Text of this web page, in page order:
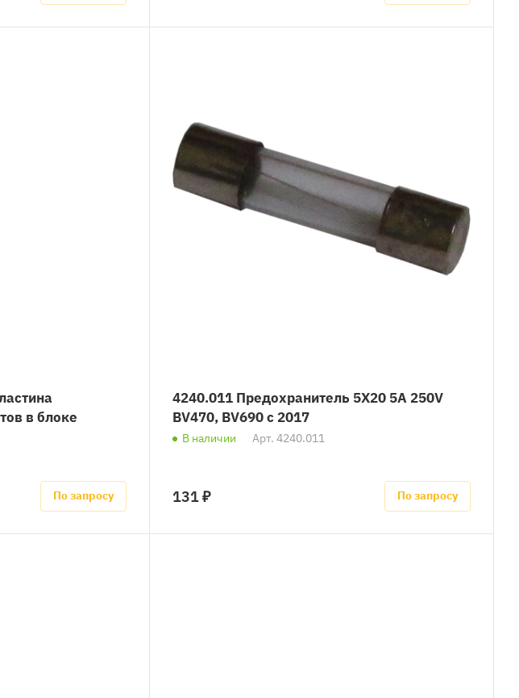
в блоке
По запросу
4240.011 Предохранитель 5X20 5A 250V
BV470, BV690 с 2017
В наличии Арт.4240.011
131 ₽ По запросу